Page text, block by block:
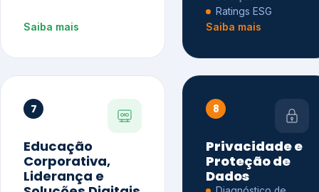
Saiba mais
Ratings ESG
Saiba mais
7
Educação
Corporativa,
Liderança e
8
Privacidade e
Proteção de
Dados